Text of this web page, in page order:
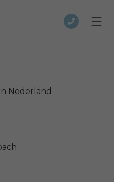
Nederland